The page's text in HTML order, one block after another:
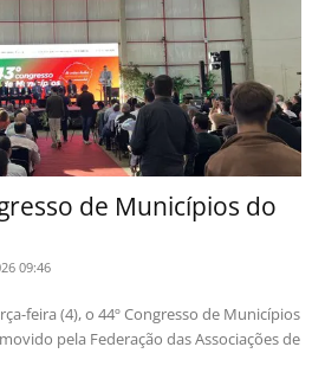
de Municípios do
09:46
feira (4), o 44º Congresso de Municípios
pela Federação das Associações de